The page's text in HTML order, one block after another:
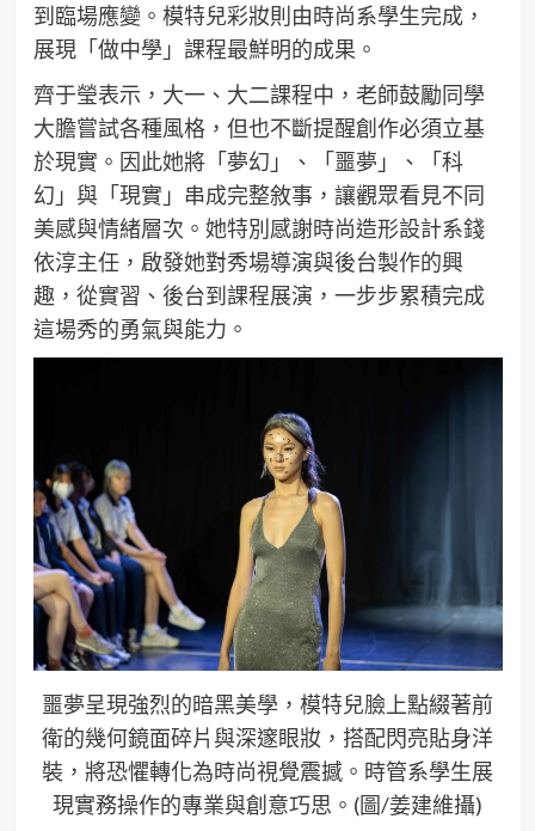
到臨場應變。模特兒彩妝則由時尚系學生完成，
展現「做中學」課程最鮮明的成果。
齊于瑩表示，大一、大二課程中，老師鼓勵同學
大膽嘗試各種風格，但也不斷提醒創作必須立基
於現實。因此她將「夢幻」、「噩夢」、「科
幻」與「現實」串成完整敘事，讓觀眾看見不同
美感與情緒層次。她特別感謝時尚造形設計系錢
依淳主任，啟發她對秀場導演與後台製作的興
趣，從實習、後台到課程展演，一步步累積完成
這場秀的勇氣與能力。
噩夢呈現強烈的暗黑美學，模特兒臉上點綴著前
衛的幾何鏡面碎片與深邃眼妝，搭配閃亮貼身洋
裝，將恐懼轉化為時尚視覺震撼。時管系學生展
現實務操作的專業與創意巧思。(圖/姜建維攝)